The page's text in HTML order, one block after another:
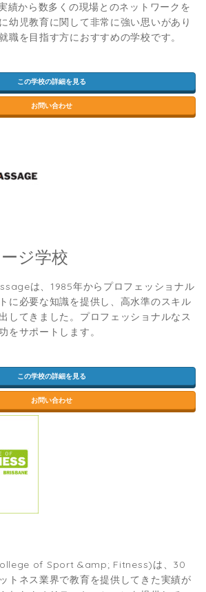
績から数多くの現場とのネットワークを
幼児教育に関して非常に強い思いがあり
職を目指す方におすすめの学校です。
この学校の詳細を見る
お問い合わせ
ジ学校
は、1985年からプロフェッショナル
に必要な知識を提供し、高水準のスキル
してきました。プロフェッショナルなス
をサポートします。
この学校の詳細を見る
お問い合わせ
of Sport &amp; Fitness)は、30
トネス業界で教育を提供してきた実績が